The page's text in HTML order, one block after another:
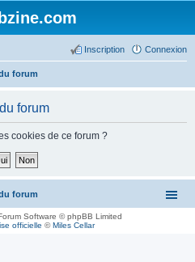
Connexion
Inscription
forum
forum
cookies de ce forum ?
forum
Software © phpBB Limited
officielle ©Miles Cellar